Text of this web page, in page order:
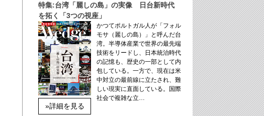
特集:台湾「麗しの島」の実像 日台新時代
を拓く「3つの視座」
»詳細を見る
かつてポルトガル人が「フォル
モサ（麗しの島）」と呼んだ台
湾。半導体産業で世界の最先端
技術をリードし、日本統治時代
の記憶も、歴史の一部として内
包している。一方で、現在は米
中対立の最前線に立たされ、難
しい現実に直面している。国際
社会で複雑な立…